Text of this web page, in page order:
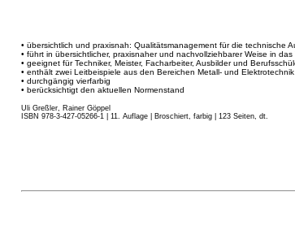
• übersichtlich und praxisnah: Qualitätsmanagement für die technische
• führt in übersichtlicher, praxisnaher und nachvollziehbarer Weise in das
• geeignet für Techniker, Meister, Facharbeiter, Ausbilder und
• enthält zwei Leitbeispiele aus den Bereichen Metall- und Elektrotechnik
• durchgängig vierfarbig
• berücksichtigt den aktuellen Normenstand
Uli Greßler, Rainer Göppel
ISBN 978-3-427-05266-1 | 11. Auflage
Broschiert, farbig | 123 Seiten, dt.